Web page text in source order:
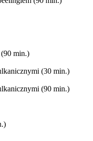
(90 min.)
(30 min.)
(90 min.)